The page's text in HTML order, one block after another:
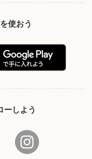
使おう
ーしよう